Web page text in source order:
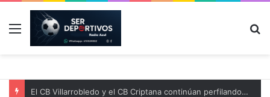
Menú
El CB Villarrobledo y el CB Criptana continúan perfilando sus plantillas